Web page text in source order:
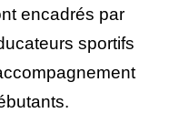
encadrés par
sportifs